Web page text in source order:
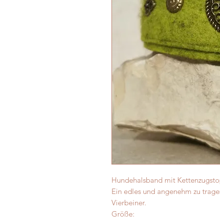
Hundehalsband mit
Ein edles und angenehm zu
Vierbeiner.
Größe: